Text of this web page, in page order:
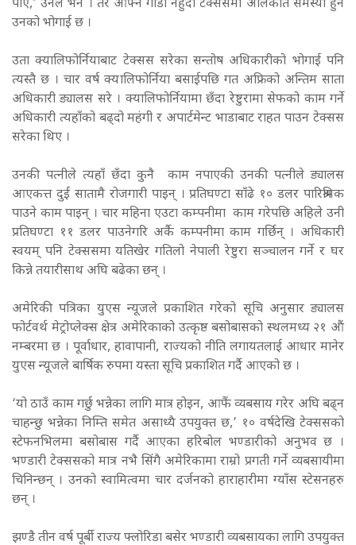
पाएँ,’ उनले भने । तर आफ्नै गाडी नहुँदा टेक्ससमा अलिकति समस्या हुने
उनको भोगाई छ ।
उता क्यालिफोर्नियाबाट टेक्सस सरेका सन्तोष अधिकारीको भोगाई पनि
त्यस्तै छ । चार वर्ष क्यालिफोर्निया बसाईपछि गत अफ्रिको अन्तिम साता
अधिकारी ड्यालस सरे । क्यालिफोर्नियामा छँदा रेष्टुरामा सेफको काम गर्ने
अधिकारी त्यहाँको बढ्दो महंगी र अपार्टमेन्ट भाडाबाट राहत पाउन टेक्सस
सरेका थिए ।
उनकी पत्नीले त्यहाँ छँदा कुनै काम नपाएकी उनकी पत्नीले ड्यालस
आएकत्त दुई सातामै रोजगारी पाइन् । प्रतिघण्टा साँढे १० डलर पारिश्रमिक
पाउने काम पाइन् । चार महिना एउटा कम्पनीमा काम गरेपछि अहिले उनी
प्रतिघण्टा ११ डलर पाउनेगरि अर्कै कम्पनीमा काम गर्छिन् । अधिकारी
स्वयम् पनि टेक्ससमा यतिखेर गतिलो नेपाली रेष्टुरा सञ्चालन गर्ने र घर
किन्ने तयारीसाथ अघि बढेका छन् ।
अमेरिकी पत्रिका युएस न्यूजले प्रकाशित गरेको सूचि अनुसार ड्यालस
फोर्टवर्थ मेट्रोप्लेक्स क्षेत्र अमेरिकाको उत्कृष्ठ बसोबासको स्थलमध्य २१ औं
नम्बरमा छ । पूर्वाधार, हावापानी, राज्यको नीति लगायतलाई आधार मानेर
युएस न्यूजले बार्षिक रुपमा यस्ता सूचि प्रकाशित गर्दै आएको छ ।
‘यो ठाउँ काम गर्छु भन्नेका लागि मात्र होइन, आफैं व्यबसाय गरेर अघि बढ्न
चाहन्छु भन्नेका निम्ति समेत असाध्यै उपयुक्त छ,’ १० वर्षदेखि टेक्ससको
स्टेफनभिलमा बसोबास गर्दै आएका हरिबोल भण्डारीको अनुभव छ ।
भण्डारी टेक्ससको मात्र नभै सिंगै अमेरिकामा राम्रो प्रगती गर्ने व्यबसायीमा
चिनिन्छन् । उनको स्वामित्वमा चार दर्जनको हाराहारीमा ग्याँस स्टेसनहरु
छन् ।
झण्डै तीन वर्ष पूर्बी राज्य फ्लोरिडा बसेर भण्डारी व्यबसायका लागि उपयुक्त